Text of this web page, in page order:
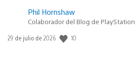
Phil Hornshaw
Colaborador del Blog de PlayStation
Fecha
29 de julio de 2026 10